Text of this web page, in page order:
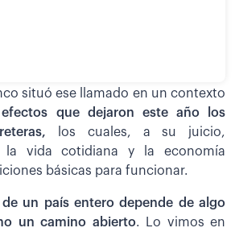
situó ese llamado en un contexto
efectos que dejaron este año los
los cuales, a su juicio,
la vida cotidiana y la economía
básicas para funcionar.
un país entero depende de algo
un camino abierto. Lo vimos en